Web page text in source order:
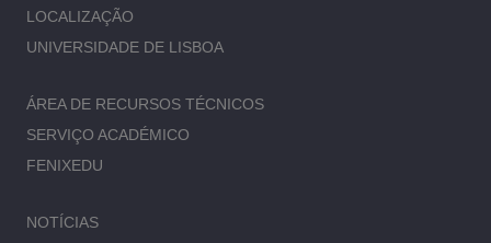
LOCALIZAÇÃO
UNIVERSIDADE DE LISBOA
ÁREA DE RECURSOS TÉCNICOS
SERVIÇO ACADÉMICO
FENIXEDU
NOTÍCIAS